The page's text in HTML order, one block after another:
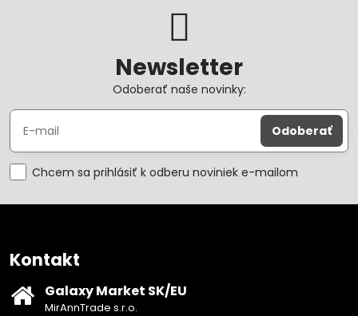
Newsletter
Odoberať naše novinky:
Odoberať
Chcem sa prihlásiť k odberu noviniek e-mailom
Kontakt
Galaxy Market SK/EU
MirAnnTrade s.r.o.